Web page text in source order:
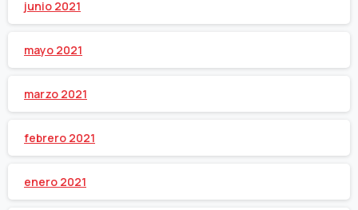
junio 2021
mayo 2021
marzo 2021
febrero 2021
enero 2021